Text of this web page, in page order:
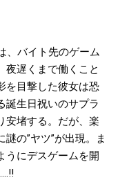
、バイト先のゲーム
夜遅くまで働くこと
を目撃した彼女は恐
誕生日祝いのサプラ
安堵する。だが、楽
の”ヤツ”が出現。ま
うにデスゲームを開